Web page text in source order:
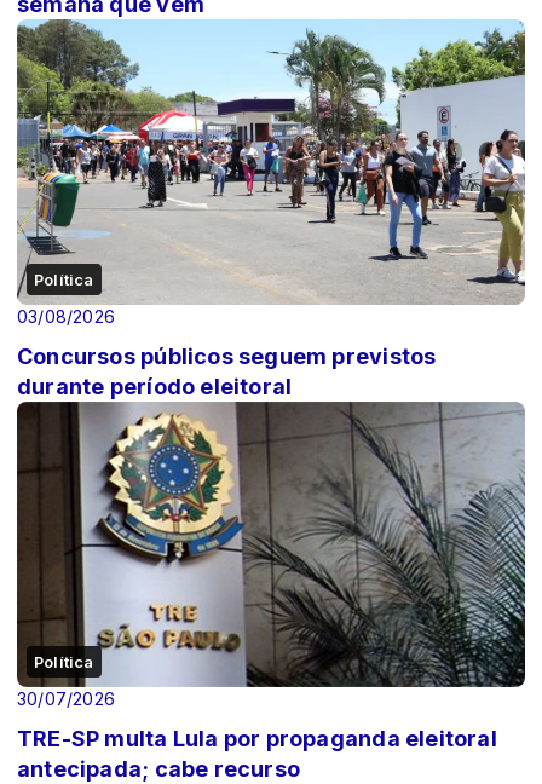
Política
03/08/2026
Concursos públicos seguem previstos
durante período eleitoral
Política
30/07/2026
TRE-SP multa Lula por propaganda eleitoral
antecipada; cabe recurso